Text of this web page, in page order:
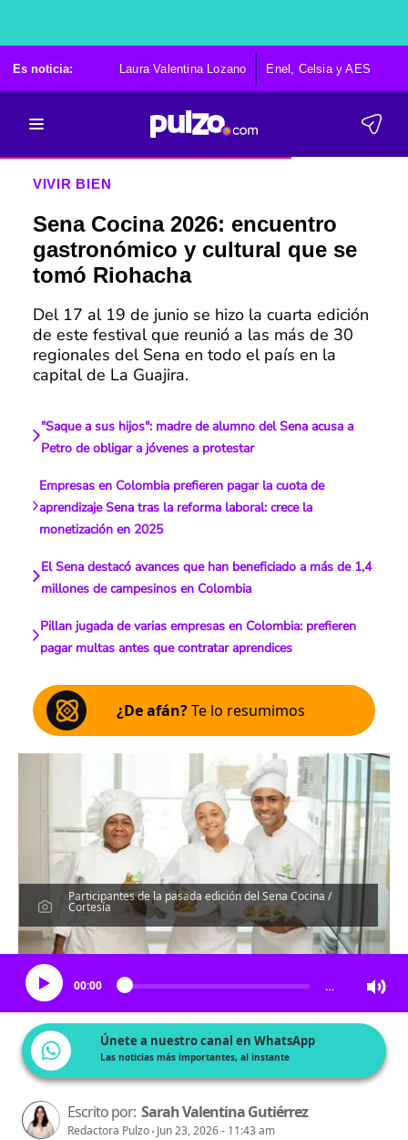
Es noticia: Laura Valentina Lozano Enel, Celsia y AES
VIVIR BIEN
Sena Cocina 2026: encuentro
gastronómico y cultural que se
tomó Riohacha
Del 17 al 19 de junio se hizo la cuarta edición
de este festival que reunió a las más de 30
regionales del Sena en todo el país en la
capital de La Guajira.
"Saque a sus hijos": madre de alumno del Sena acusa a
Petro de obligar a jóvenes a protestar
Empresas en Colombia prefieren pagar la cuota de
aprendizaje Sena tras la reforma laboral: crece la
monetización en 2025
El Sena destacó avances que han beneficiado a más de 1,4
millones de campesinos en Colombia
Pillan jugada de varias empresas en Colombia: prefieren
pagar multas antes que contratar aprendices
¿De afán?Te lo resumimos
Participantes de la pasada edición del Sena Cocina /
Cortesía
Escucha el artículo
00:00 …
Únete a nuestro canal en WhatsApp
Las noticias más importantes, al instante
Escrito por: Sarah Valentina Gutiérrez
Redactora Pulzo Jun 23, 2026 - 11:43 am